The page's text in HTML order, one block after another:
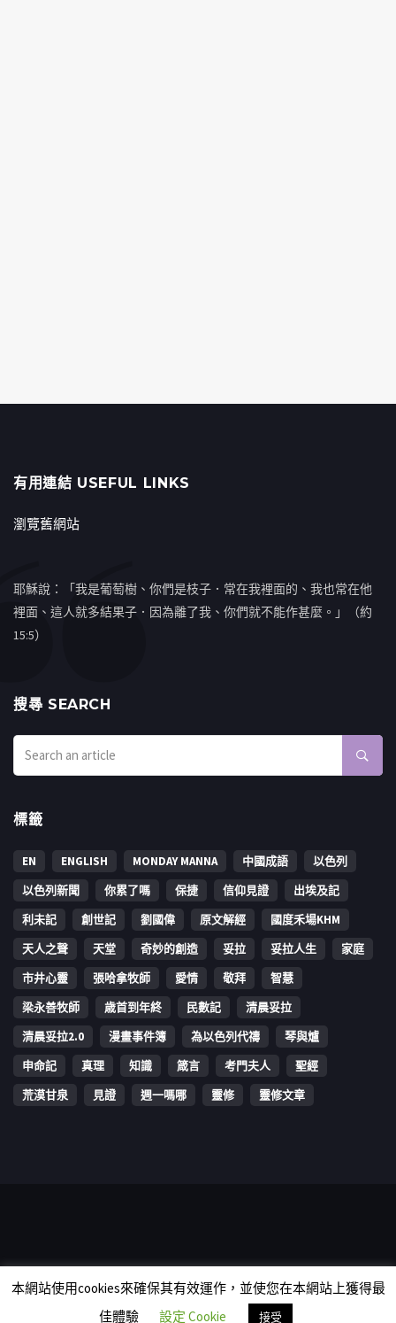
有用連結 USEFUL LINKS
瀏覽舊網站
耶穌說：「我是葡萄樹、你們是枝子．常在我裡面的、我也常在他
裡面、這人就多結果子．因為離了我、你們就不能作甚麼。」（約
15:5）
搜㝷 SEARCH
標籤
EN ENGLISH MONDAY MANNA 中國成語
以色列
以色列新聞
你累了嗎 保捷 信仰見證
出埃及記
利未記
創世記 劉國偉 原文解經
國度禾場KHM
天人之聲
天堂 奇妙的創造 妥拉 妥拉人生
家庭
市井心靈
張哈拿牧師 愛情 敬拜
智慧
梁永善牧師
歳首到年終 民數記
清晨妥拉
清晨妥拉2.0
漫畫事件簿 為以色列代禱
琴與爐
申命記
真理 知識 箴言 考門夫人
聖經
荒漠甘泉
見證 週一嗎哪 靈修 靈修文章
rights reserved.
本網站使用cookies來確保其有效運作，並使您在本網站上獲得最
佳體驗
設定 Cookie 接受